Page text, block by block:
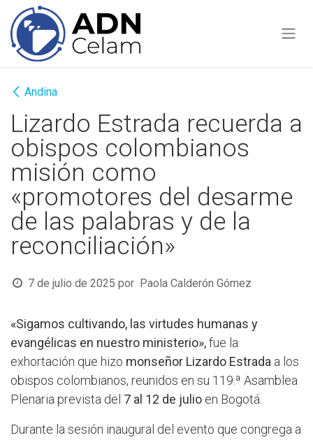
Ir al contenido
Andina
Lizardo Estrada recuerda a
obispos colombianos
misión como
«promotores del desarme
de las palabras y de la
reconciliación»
7 de julio de 2025 por Paola Calderón Gómez
«Sigamos cultivando, las virtudes humanas y
evangélicas en nuestro ministerio»,fue la
exhortación que hizo monseñor Lizardo Estrada a los
obispos colombianos, reunidos en su 119.ª Asamblea
Plenaria prevista del 7 al 12 de julio en Bogotá.
Durante la sesión inaugural del evento que congrega a